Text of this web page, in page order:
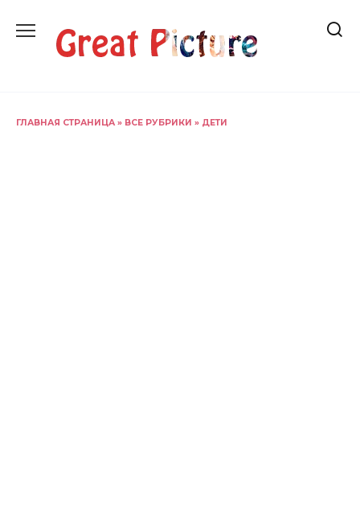
содержанию
ГЛАВНАЯ СТРАНИЦА » ВСЕ РУБРИКИ » ДЕТИ